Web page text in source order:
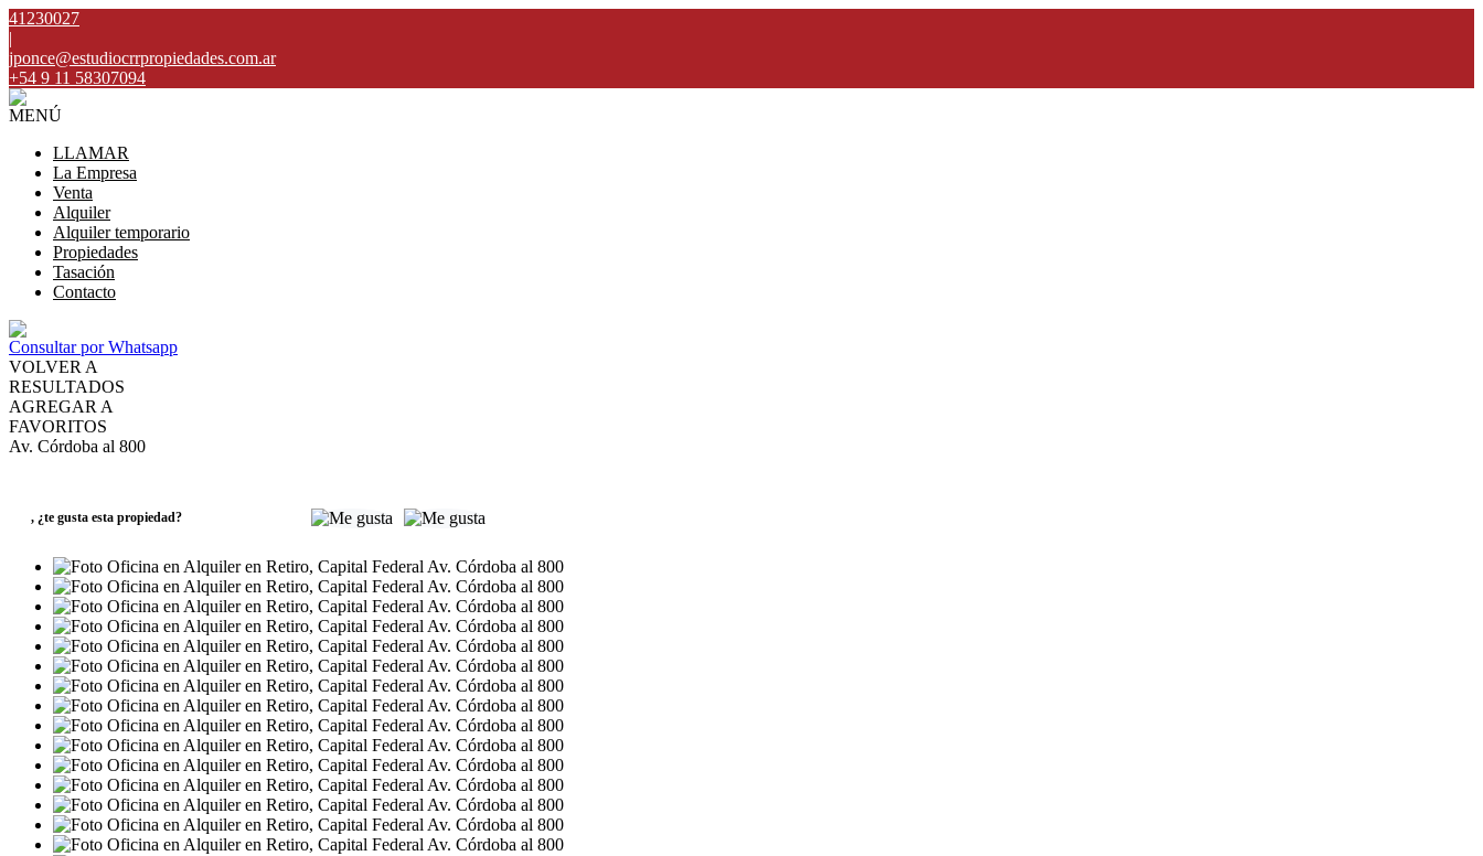
41230027
|
jponce@estudiocrrpropiedades.com.ar
+54 9 11 58307094
MENÚ
LLAMAR
La Empresa
Venta
Alquiler
Alquiler temporario
Propiedades
Tasación
Contacto
Consultar por Whatsapp
VOLVER A
RESULTADOS
AGREGAR A
FAVORITOS
Av. Córdoba al 800
, ¿te gusta esta propiedad?